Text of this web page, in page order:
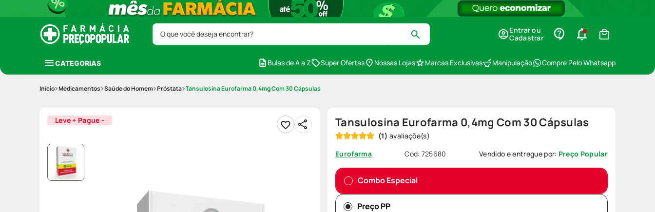
O que você deseja encontrar?
Entrar ou
Cadastrar
CATEGORIAS Bulas de A a Z Super Ofertas Nossas Lojas Marcas Exclusivas Manipulação Compre Pelo Whatsapp
Medicamentos Saúde do Homem Próstata Tansulosina Eurofarma 0,4mg Com 30 Cápsulas
Leve + Pague - Tansulosina Eurofarma 0,4mg Com 30 Cápsulas
(1)
Eurofarma
Cód: 725680 Vendido e entregue por: Preço Popular
Combo Especial
Preço PP